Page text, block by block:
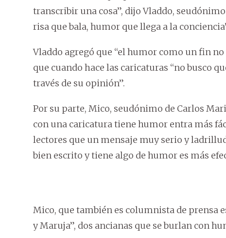
transcribir una cosa”, dijo Vladdo,
risa que bala, humor que llega a la
Vladdo agregó que “el humor como un fin
que cuando hace las caricaturas “no busco
través de su opinión”.
Por su parte, Mico, seudónimo de Carlos
con una caricatura tiene humor entra más
lectores que un mensaje muy serio y
bien escrito y tiene algo de humor es más
Mico, que también es columnista de prensa
y Maruja”, dos ancianas que se burlan con